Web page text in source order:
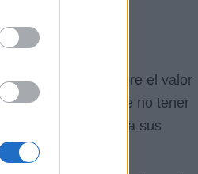
profunda sobre el valor
cómo, a pesar de no tener
austera y fiel a sus